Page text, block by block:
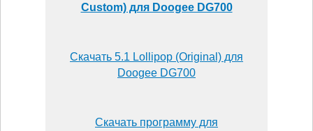
Custom) для Doogee DG700
Скачать 5.1 Lollipop (Original) для
Doogee DG700
Скачать программу для